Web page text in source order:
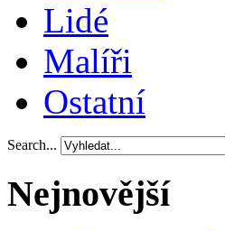
Lidé
Malíři
Ostatní
Search...
Nejnovější